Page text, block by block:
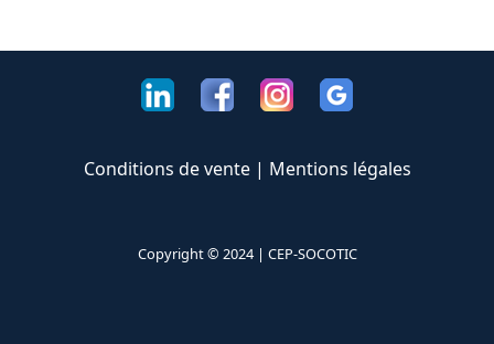
Conditions de vente| Mentions légales
Copyright © 2024 | CEP-SOCOTIC